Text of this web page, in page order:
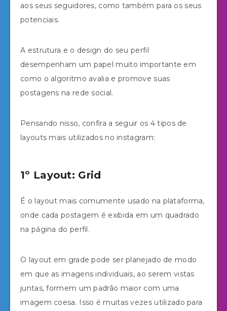
aos seus seguidores, como também para os seus
potenciais.
A estrutura e o design do seu perfil
desempenham um papel muito importante em
como o algoritmo avalia e promove suas
postagens na rede social.
Pensando nisso, confira a seguir os 4 tipos de
layouts mais utilizados no instagram:
1º Layout: Grid
É o layout mais comumente usado na plataforma,
onde cada postagem é exibida em um quadrado
na página do perfil.
O layout em grade pode ser planejado de modo
em que as imagens individuais, ao serem vistas
juntas, formem um padrão maior com uma
imagem coesa. Isso é muitas vezes utilizado para